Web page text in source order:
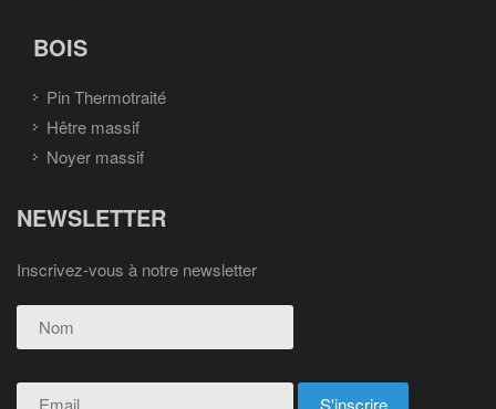
BOIS
Pin Thermotraité
Hêtre massif
Noyer massif
NEWSLETTER
Inscrivez-vous à notre newsletter